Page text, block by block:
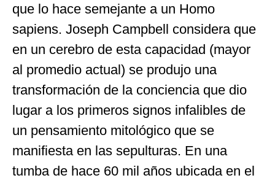
que lo hace semejante a un Homo
sapiens. Joseph Campbell considera que
en un cerebro de esta capacidad (mayor
al promedio actual) se produjo una
transformación de la conciencia que dio
lugar a los primeros signos infalibles de
un pensamiento mitológico que se
manifiesta en las sepulturas. En una
tumba de hace 60 mil años ubicada en el